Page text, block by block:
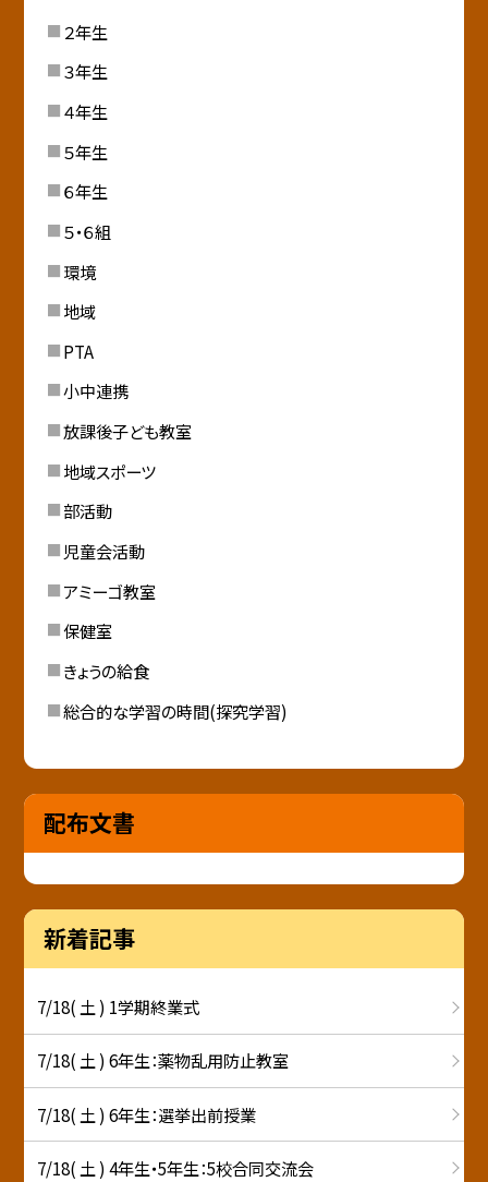
２年生
３年生
４年生
５年生
６年生
５・６組
環境
地域
PTA
小中連携
放課後子ども教室
地域スポーツ
部活動
児童会活動
アミーゴ教室
保健室
きょうの給食
総合的な学習の時間(探究学習)
配布文書
新着記事
7/18( 土 ) 1学期終業式
7/18( 土 ) 6年生：薬物乱用防止教室
7/18( 土 ) 6年生：選挙出前授業
7/18( 土 ) 4年生・5年生：5校合同交流会